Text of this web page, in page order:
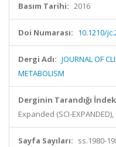
Basım Tarihi: 2016
Doi Numarası: 10.1210/
Dergi Adı: JOURNAL OF
METABOLISM
Derginin Tarandığı
Expanded (SCI-
Sayfa Sayıları: ss.1980-